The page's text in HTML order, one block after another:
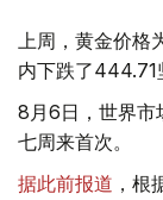
上周，黄金价格
内下跌了444.71
8月6日，世界市
七周来首次。
据此前报道 ，